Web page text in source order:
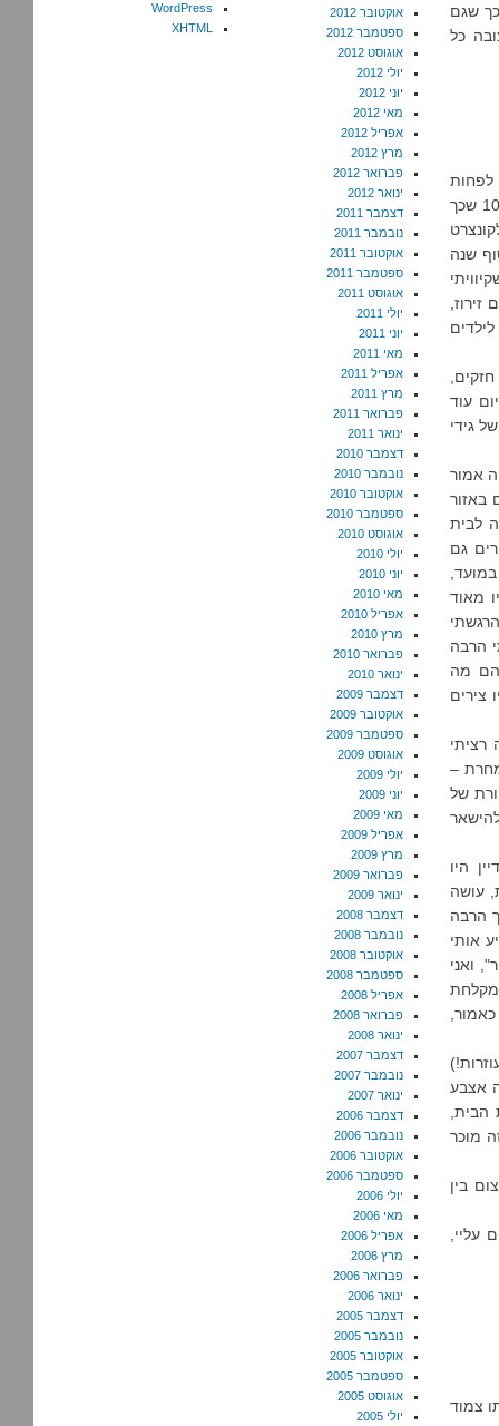
שגם
כל
לפחות
שבוע אחרי הזמן (את איתמר בשבוע 41+3 לאחר זירוז!), כך שהייתי בטוחה ב-100% שכך
חזרות לקונצרט
שנה
כך שקיוויתי
בטן חזקים,
עוד
גידי
אמור
באזור
לבית
גם
מאוד
הרגשתי
הרבה
מה
צירים
באותו יום, ובסביבות 23:00 בלילה רציתי
–
לביקורת של
היו
גונחת, עושה
הרבה
אותי
ואני
אצבע
הבית,
מוכר
בין
עליי,
צמוד
אוקטובר 2012
ספטמבר 2012
אוגוסט 2012
יולי 2012
יוני 2012
מאי 2012
אפריל 2012
מרץ 2012
פברואר 2012
ינואר 2012
דצמבר 2011
נובמבר 2011
אוקטובר 2011
ספטמבר 2011
אוגוסט 2011
יולי 2011
יוני 2011
מאי 2011
אפריל 2011
מרץ 2011
פברואר 2011
ינואר 2011
דצמבר 2010
נובמבר 2010
אוקטובר 2010
ספטמבר 2010
אוגוסט 2010
יולי 2010
יוני 2010
מאי 2010
אפריל 2010
מרץ 2010
פברואר 2010
ינואר 2010
דצמבר 2009
אוקטובר 2009
ספטמבר 2009
אוגוסט 2009
יולי 2009
יוני 2009
מאי 2009
אפריל 2009
מרץ 2009
פברואר 2009
ינואר 2009
דצמבר 2008
נובמבר 2008
אוקטובר 2008
ספטמבר 2008
אפריל 2008
פברואר 2008
ינואר 2008
דצמבר 2007
נובמבר 2007
ינואר 2007
דצמבר 2006
נובמבר 2006
אוקטובר 2006
ספטמבר 2006
יולי 2006
מאי 2006
אפריל 2006
מרץ 2006
פברואר 2006
ינואר 2006
דצמבר 2005
נובמבר 2005
אוקטובר 2005
ספטמבר 2005
אוגוסט 2005
יולי 2005
WordPress
XHTML